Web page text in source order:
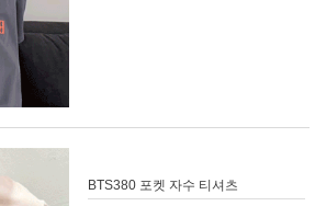
BTS380 포켓 자수 티셔츠